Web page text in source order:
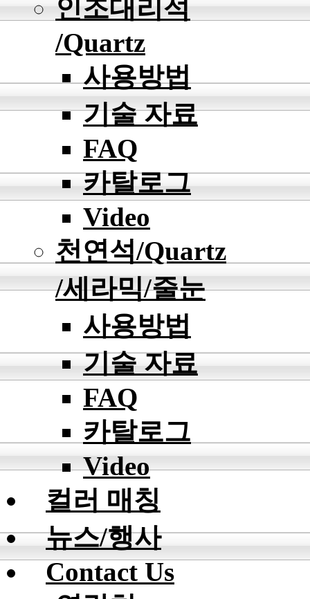
인조대리석
/Quartz
사용방법
기술 자료
FAQ
카탈로그
Video
천연석/Quartz
/세라믹/줄눈
사용방법
기술 자료
FAQ
카탈로그
Video
컬러 매칭
뉴스/행사
Contact Us